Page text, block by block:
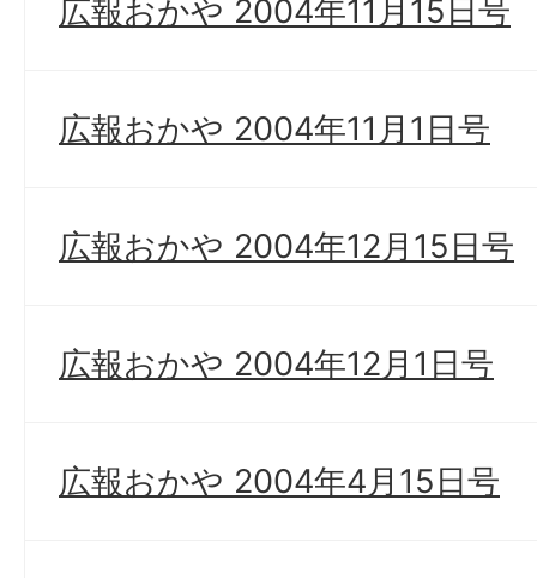
広報おかや 2004年11月15日号
広報おかや 2004年11月1日号
広報おかや 2004年12月15日号
広報おかや 2004年12月1日号
広報おかや 2004年4月15日号